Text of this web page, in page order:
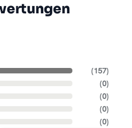
(157)
(0)
(0)
(0)
(0)